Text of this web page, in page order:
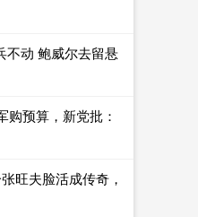
不动 鲍威尔去留悬
购预算，新党批：
旺夫脸活成传奇，